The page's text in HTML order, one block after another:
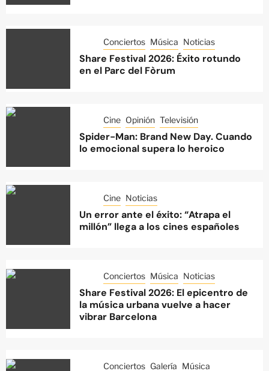
Conciertos Música Noticias
Share Festival 2026: Éxito rotundo
en el Parc del Fòrum
Cine Opinión Televisión
Spider-Man: Brand New Day. Cuando
lo emocional supera lo heroico
Cine Noticias
Un error ante el éxito: “Atrapa el
millón” llega a los cines españoles
Conciertos Música Noticias
Share Festival 2026: El epicentro de
la música urbana vuelve a hacer
vibrar Barcelona
Conciertos Galería Música